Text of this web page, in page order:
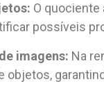
O quociente
possíveis
imagens: Na
objetos,